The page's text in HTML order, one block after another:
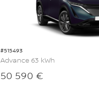
#515493
Advance 63 kWh
50 590 €